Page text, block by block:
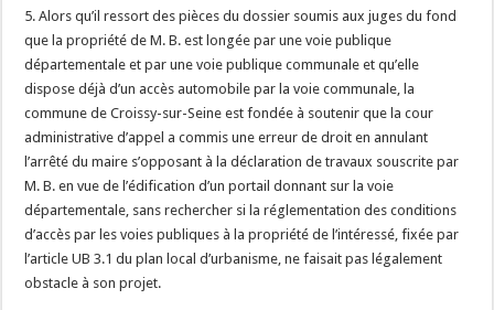
5. Alors qu’il ressort des pièces du dossier soumis aux juges du fond
que la propriété de M. B. est longée par une voie publique
départementale et par une voie publique communale et qu’elle
dispose déjà d’un accès automobile par la voie communale, la
commune de Croissy-sur-Seine est fondée à soutenir que la cour
administrative d’appel a commis une erreur de droit en annulant
l’arrêté du maire s’opposant à la déclaration de travaux souscrite par
M. B. en vue de l’édification d’un portail donnant sur la voie
départementale, sans rechercher si la réglementation des conditions
d’accès par les voies publiques à la propriété de l’intéressé, fixée par
l’article UB 3.1 du plan local d’urbanisme, ne faisait pas légalement
obstacle à son projet.